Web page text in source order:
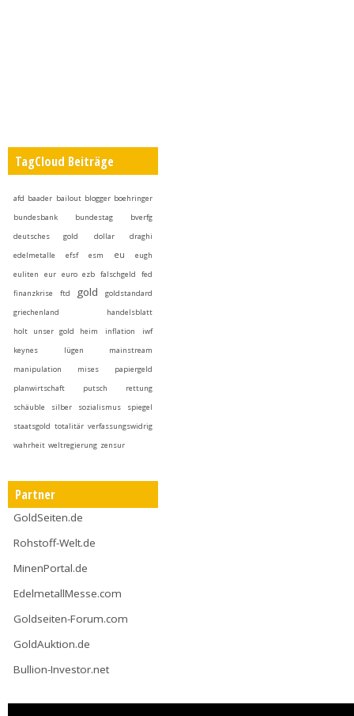
TagCloud Beiträge
afd baader bailout blogger boehringer
bundesbank
bundestag
bverfg
deutsches gold
dollar
draghi
edelmetalle
efsf esm eu
eugh
euliten
eur euro ezb falschgeld
fed
finanzkrise
ftd gold
goldstandard
griechenland
handelsblatt
holt unser gold heim
inflation
iwf
keynes
lügen
mainstream
manipulation
mises
papiergeld
planwirtschaft
putsch
rettung
schäuble
silber sozialismus
spiegel
staatsgold totalitär verfassungswidrig
wahrheit weltregierung zensur
Partner
GoldSeiten.de
Rohstoff-Welt.de
MinenPortal.de
EdelmetallMesse.com
Goldseiten-Forum.com
GoldAuktion.de
Bullion-Investor.net